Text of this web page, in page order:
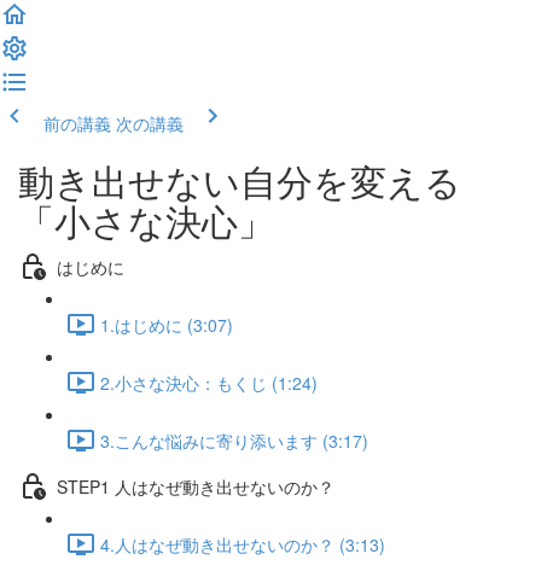
前の講義 次の講義
動き出せない自分を変える
「小さな決心」
はじめに
1.はじめに (3:07)
2.小さな決心：もくじ (1:24)
3.こんな悩みに寄り添います (3:17)
STEP1 人はなぜ動き出せないのか？
4.人はなぜ動き出せないのか？ (3:13)